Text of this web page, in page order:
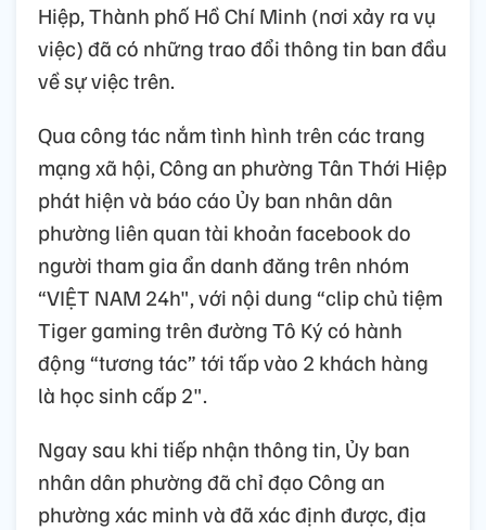
Hiệp, Thành phố Hồ Chí Minh (nơi xảy ra vụ
việc) đã có những trao đổi thông tin ban đầu
về sự việc trên.
Qua công tác nắm tình hình trên các trang
mạng xã hội, Công an phường Tân Thới Hiệp
phát hiện và báo cáo Ủy ban nhân dân
phường liên quan tài khoản facebook do
người tham gia ẩn danh đăng trên nhóm
“VIỆT NAM 24h", với nội dung “clip chủ tiệm
Tiger gaming trên đường Tô Ký có hành
động “tương tác” tới tấp vào 2 khách hàng
là học sinh cấp 2".
Ngay sau khi tiếp nhận thông tin, Ủy ban
nhân dân phường đã chỉ đạo Công an
phường xác minh và đã xác định được, địa